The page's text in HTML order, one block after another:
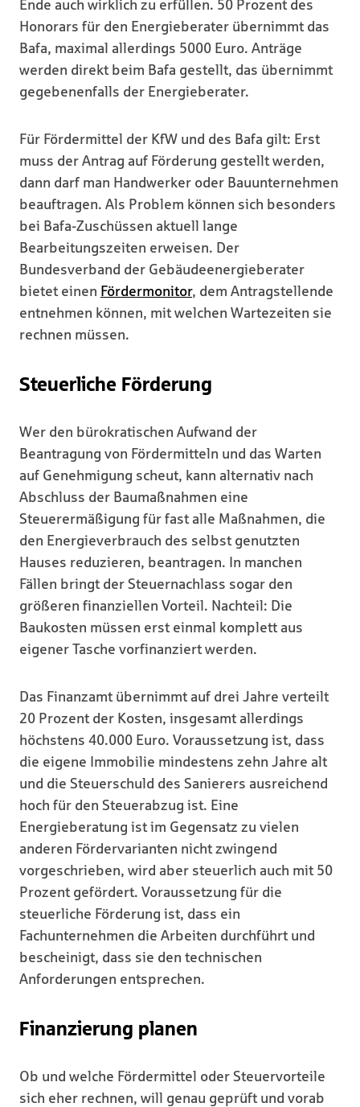
Ende auch wirklich zu erfüllen. 50 Prozent des
Honorars für den Energieberater übernimmt das
Bafa, maximal allerdings 5000 Euro. Anträge
werden direkt beim Bafa gestellt, das übernimmt
gegebenenfalls der Energieberater.
Für Fördermittel der KfW und des Bafa gilt: Erst
muss der Antrag auf Förderung gestellt werden,
dann darf man Handwerker oder Bauunternehmen
beauftragen. Als Problem können sich besonders
bei Bafa-Zuschüssen aktuell lange
Bearbeitungszeiten erweisen. Der
Bundesverband der Gebäudeenergieberater
bietet einen Fördermonitor, dem Antragstellende
entnehmen können, mit welchen Wartezeiten sie
rechnen müssen.
Steuerliche Förderung
Wer den bürokratischen Aufwand der
Beantragung von Fördermitteln und das Warten
auf Genehmigung scheut, kann alternativ nach
Abschluss der Baumaßnahmen eine
Steuerermäßigung für fast alle Maßnahmen, die
den Energieverbrauch des selbst genutzten
Hauses reduzieren, beantragen. In manchen
Fällen bringt der Steuernachlass sogar den
größeren finanziellen Vorteil. Nachteil: Die
Baukosten müssen erst einmal komplett aus
eigener Tasche vorfinanziert werden.
Das Finanzamt übernimmt auf drei Jahre verteilt
20 Prozent der Kosten, insgesamt allerdings
höchstens 40.000 Euro. Voraussetzung ist, dass
die eigene Immobilie mindestens zehn Jahre alt
und die Steuerschuld des Sanierers ausreichend
hoch für den Steuerabzug ist. Eine
Energieberatung ist im Gegensatz zu vielen
anderen Fördervarianten nicht zwingend
vorgeschrieben, wird aber steuerlich auch mit 50
Prozent gefördert. Voraussetzung für die
steuerliche Förderung ist, dass ein
Fachunternehmen die Arbeiten durchführt und
bescheinigt, dass sie den technischen
Anforderungen entsprechen.
Finanzierung planen
Ob und welche Fördermittel oder Steuervorteile
sich eher rechnen, will genau geprüft und vorab